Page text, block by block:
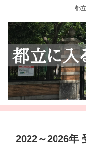
都
2022～2026年